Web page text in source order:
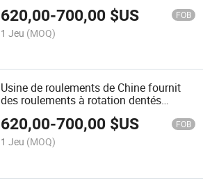
620,00-700,00 $US FOB
1 Jeu (MOQ)
Usine de roulements de Chine fournit
des roulements à rotation dentés
5078484 pour machines forestières
620,00-700,00 $US FOB
1 Jeu (MOQ)